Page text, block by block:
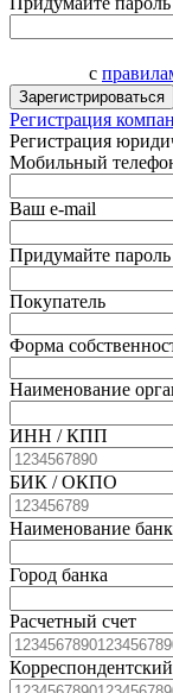
с
Зарегистрироваться
Регистрация
Регистрация
Мобильный
Ваш e-mail
Придумайте пароль
Покупатель
Форма
Наименование
ИНН / КПП
БИК / ОКПО
Наименование
Город банка
Расчетный счет